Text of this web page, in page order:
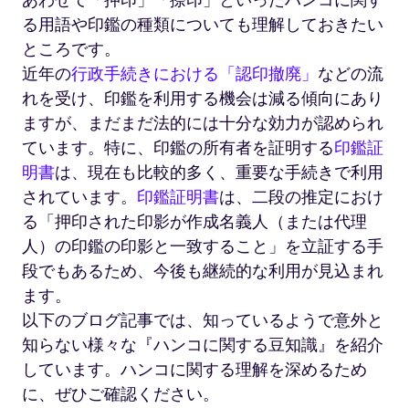
る用語や印鑑の種類についても理解しておきたい
ところです。
近年の行政手続きにおける「認印撤廃」 などの流
れを受け、印鑑を利用する機会は減る傾向にあり
ますが、まだまだ法的には十分な効力が認められ
ています。特に、印鑑の所有者を証明する印鑑証
明書は、現在も比較的多く、重要な手続きで利用
されています。 印鑑証明書は、二段の推定におけ
る「押印された印影が作成名義人（または代理
人）の印鑑の印影と一致すること」を立証する手
段でもあるため、今後も継続的な利用が見込まれ
ます。
以下のブログ記事では、知っているようで意外と
知らない様々な『ハンコに関する豆知識』を紹介
しています。ハンコに関する理解を深めるため
に、ぜひご確認ください。